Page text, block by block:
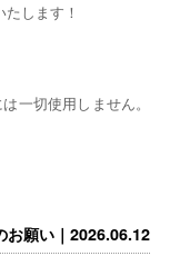
します！
一切使用しません。
お願い｜2026.06.12